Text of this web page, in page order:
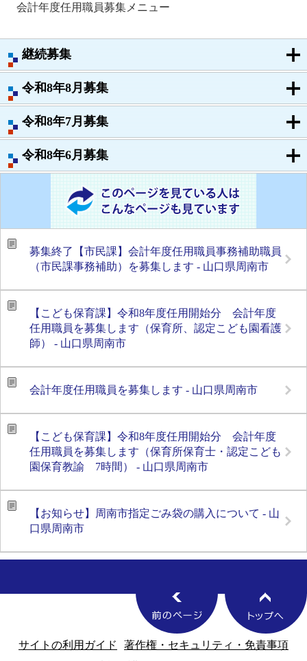
会計年度任用職員募集メニュー
継続募集
令和8年8月募集
令和8年7月募集
令和8年6月募集
募集終了【市民課】会計年度任用職員事務補助職員
（市民課事務補助）を募集します - 山口県周南市
【こども保育課】令和8年度任用開始分 会計年度
任用職員を募集します（保育所、認定こども園看護
師） - 山口県周南市
会計年度任用職員を募集します - 山口県周南市
【こども保育課】令和8年度任用開始分 会計年度
任用職員を募集します（保育所保育士・認定こども
園保育教諭 7時間） - 山口県周南市
【お知らせ】周南市指定ごみ袋の購入について - 山
口県周南市
サイトの利用ガイド
著作権・セキュリティ・免責事項